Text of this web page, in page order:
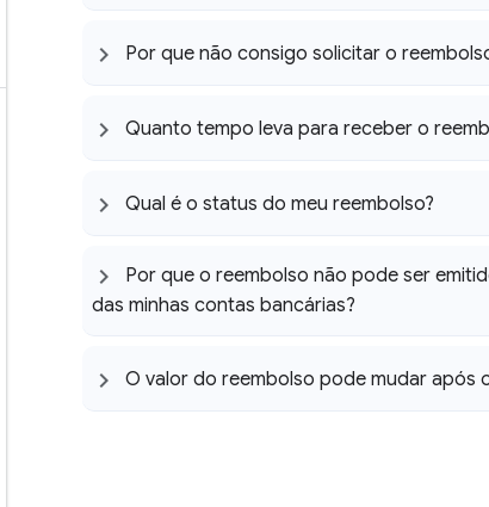
Por que não consigo solicitar o
Quanto tempo leva para receber o
Qual é o status do meu reembolso?
Por que o reembolso não pode ser
das minhas contas bancárias?
O valor do reembolso pode mudar após